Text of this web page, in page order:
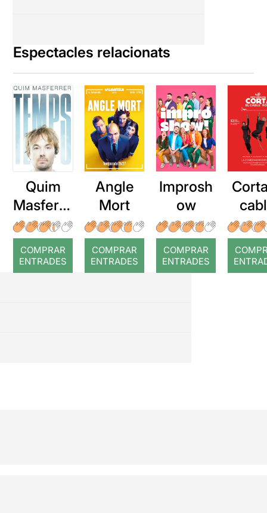
Espectacles relacionats
Quim
Masferre
r: Temps
COMPRAR
ENTRADES
Angle
Mort
COMPRAR
ENTRADES
Improsh
ow
COMPRAR
ENTRADES